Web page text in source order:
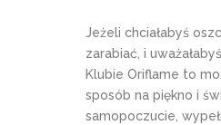
Jeżeli chciałabyś
zarabiać, i
Klubie Oriflame to
sposób na piękno i
samopoczucie,